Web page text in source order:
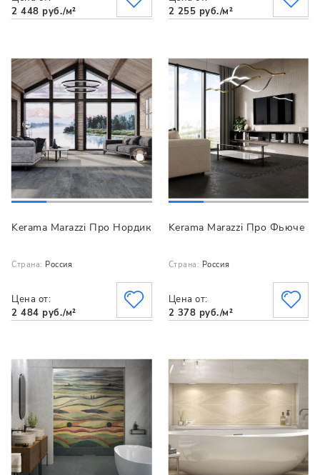
2 448 руб./м²
2 255 руб./м²
Kerama Marazzi Про Нордик
Страна: Россия
Цена от:
2 484 руб./м²
Kerama Marazzi Про Фьюче
Страна: Россия
Цена от:
2 378 руб./м²